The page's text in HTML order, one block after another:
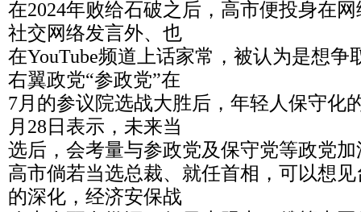
在2024年败给石破之后，高市便投身在
社交网络发言外、也
在YouTube频道上话家常，被认为是想争
右翼政党“参政党”在
7月的参议院选战大胜后，年轻人保守化
月28日表示，未来当
选后，会考量与参政党及保守党等政党
高市倘若当选总裁、就任首相，可以想
的深化，经济安保战